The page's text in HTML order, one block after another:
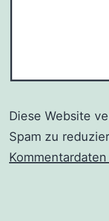
Diese Website
Spam zu